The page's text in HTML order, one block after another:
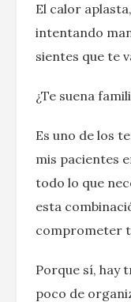
El calor
intentando
sientes que te
¿Te suena
Es uno de los
mis pacientes
todo lo que
esta
comprometer
Porque sí, hay
poco de